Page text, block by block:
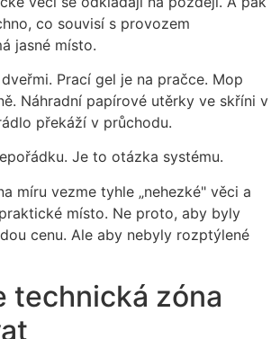
co souvisí s provozem
jasné místo.
Prací gel je na pračce. Mop
Náhradní papírové utěrky ve skříni v
překáží v průchodu.
Je to otázka systému.
míru vezme tyhle „nehezké" věci a
místo. Ne proto, aby byly
cenu. Ale aby nebyly rozptýlené
technická zóna